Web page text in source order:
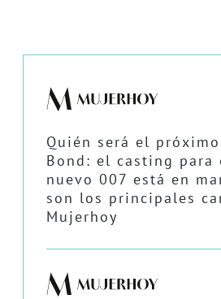
Quién será el próximo
Bond: el casting para
nuevo 007 está en
son los principales
Mujerhoy